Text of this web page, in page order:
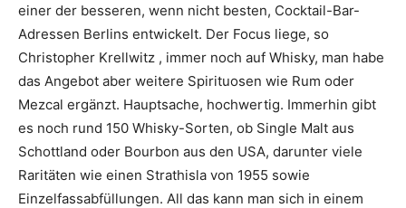
einer der besseren, wenn nicht besten, Cocktail-Bar-
Adressen Berlins entwickelt. Der Focus liege, so
Christopher Krellwitz , immer noch auf Whisky, man habe
das Angebot aber weitere Spirituosen wie Rum oder
Mezcal ergänzt. Hauptsache, hochwertig. Immerhin gibt
es noch rund 150 Whisky-Sorten, ob Single Malt aus
Schottland oder Bourbon aus den USA, darunter viele
Raritäten wie einen Strathisla von 1955 sowie
Einzelfassabfüllungen. All das kann man sich in einem